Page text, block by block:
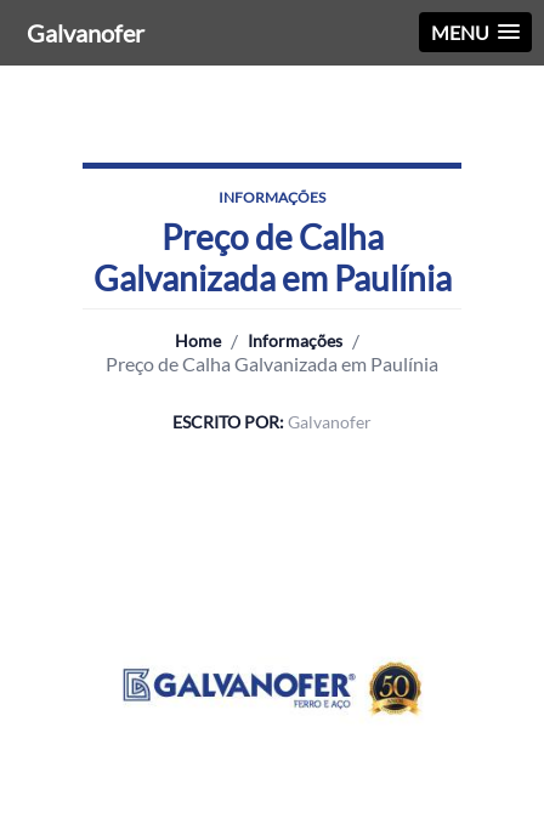
Galvanofer MENU
INFORMAÇÕES
Preço de Calha
Galvanizada em Paulínia
Home / Informações /
Preço de Calha Galvanizada em Paulínia
ESCRITO POR:Galvanofer